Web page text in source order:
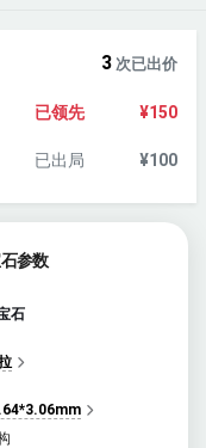
3 次已出价
已领先 ¥150
已出局 ¥100
参数
石